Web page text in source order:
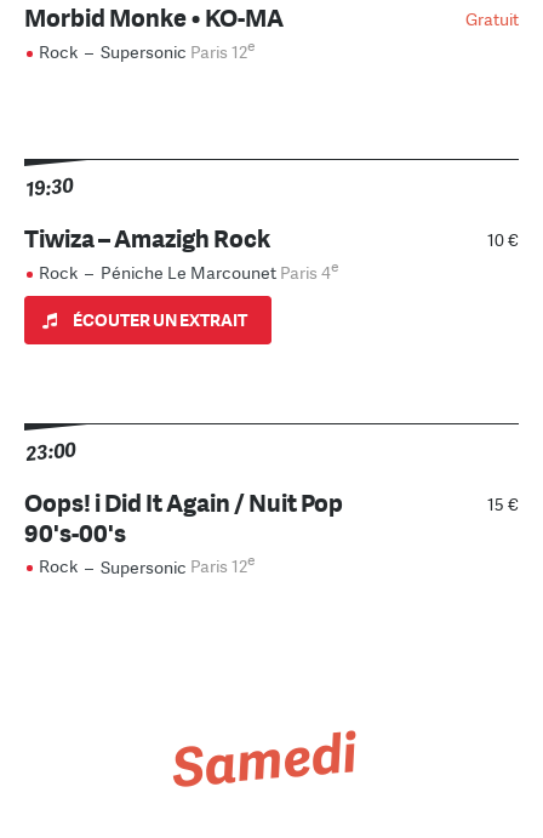
Gratuit
Morbid Monke • KO-MA
Rock – Supersonic Paris 12e
19:30
10 €
Tiwiza – Amazigh Rock
Rock – Péniche Le Marcounet Paris 4e
ÉCOUTER UN EXTRAIT
23:00
15 €
Oops! i Did It Again / Nuit Pop
90's-00's
Rock – Supersonic Paris 12e
Samedi